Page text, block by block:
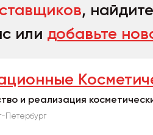
, найдите
или добавьте
и реализация
Петербург